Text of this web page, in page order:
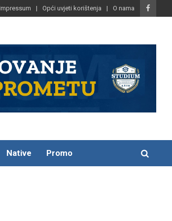
Opći uvjeti korištenja O nama
Native Promo